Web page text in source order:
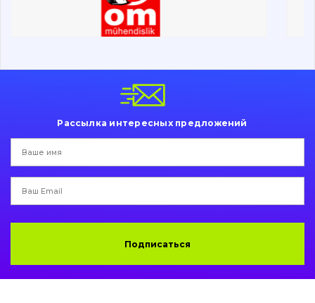
Болты, гайки и элементы крепления
Коронки, зубья, адаптера, пальцы, фиксаторы
Ножи, режущие кромки
Подушки амортизационные
Пальци и втулки
написати
зателефонувати
Рассылка интересных предложений
Подписаться